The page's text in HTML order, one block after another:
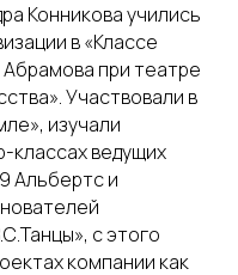
Конникова учились
в «Классе
при театре
Участвовали в
изучали
классах ведущих
Альбертс и
с этого
компании как